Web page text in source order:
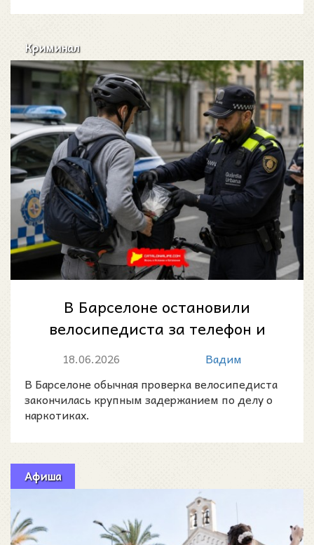
Криминал
В Барселоне остановили
велосипедиста за телефон и
нашли у него крупную партию
наркотиков
18.06.2026
Вадим
В Барселоне обычная проверка велосипедиста
закончилась крупным задержанием по делу о
наркотиках.
Афиша